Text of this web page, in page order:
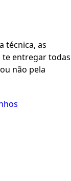
técnica, as
entregar todas
não pela